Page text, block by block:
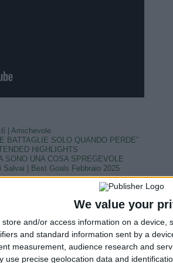
We value your
store and/or access information on a device,
and standard information sent by a
measurement, audience research and
use precise geolocation data and
| Amichevole
BATTAGLIE SOLO QUANDO PERDE”
HIGHLIGHTS
SONO UNA COSA SPREGEVOLE
Salvai | Best Goals Febbraio 2025